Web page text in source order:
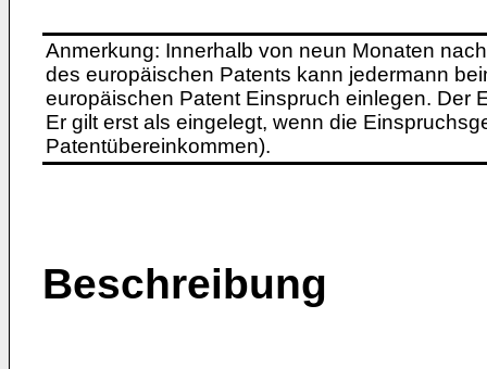
Anmerkung: Innerhalb von neun Monaten
des europäischen Patents kann jedermann
europäischen Patent Einspruch einlegen. Der
Er gilt erst als eingelegt, wenn die
Patentübereinkommen).
Beschreibung